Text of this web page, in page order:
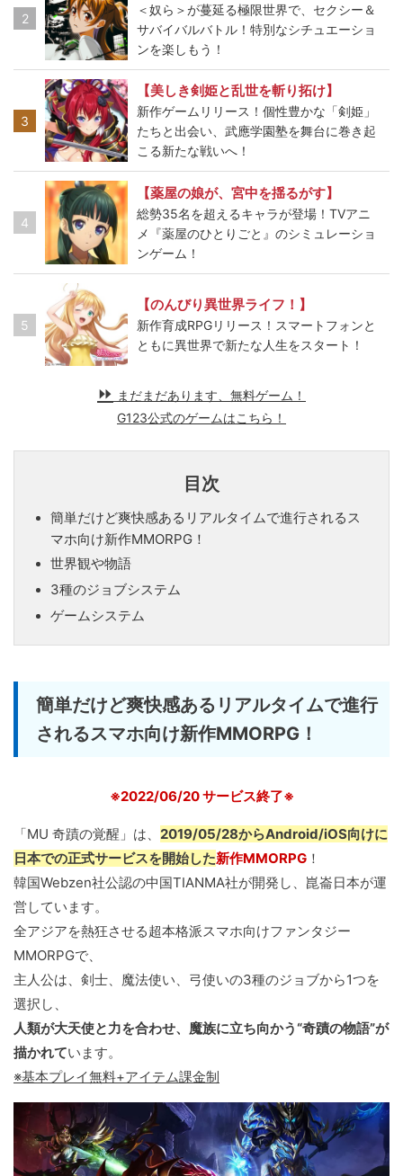
2
＜奴ら＞が蔓延る極限世界で、セクシー＆
サバイバルバトル！特別なシチュエーショ
ンを楽しもう！
3
【美しき剣姫と乱世を斬り拓け】
新作ゲームリリース！個性豊かな「剣姫」
たちと出会い、武應学園塾を舞台に巻き起
こる新たな戦いへ！
4
【薬屋の娘が、宮中を揺るがす】
総勢35名を超えるキャラが登場！TVアニ
メ『薬屋のひとりごと』のシミュレーショ
ンゲーム！
5
【のんびり異世界ライフ！】
新作育成RPGリリース！スマートフォンと
ともに異世界で新たな人生をスタート！
まだまだあります、無料ゲーム！
G123公式のゲームはこちら！
目次
簡単だけど爽快感あるリアルタイムで進行されるス
マホ向け新作MMORPG！
世界観や物語
3種のジョブシステム
ゲームシステム
簡単だけど爽快感あるリアルタイムで進行
されるスマホ向け新作MMORPG！
※2022/06/20 サービス終了※
「MU 奇蹟の覚醒」は、 2019/05/28からAndroid/iOS向けに
日本での正式サービスを開始した新作MMORPG ！
韓国Webzen社公認の中国TIANMA社が開発し、崑崙日本が運
営しています。
全アジアを熱狂させる超本格派スマホ向けファンタジー
MMORPGで、
主人公は、剣士、魔法使い、弓使いの3種のジョブから1つを
選択し、
人類が大天使と力を合わせ、魔族に立ち向かう“奇蹟の物語”が
描かれています。
※基本プレイ無料+アイテム課金制